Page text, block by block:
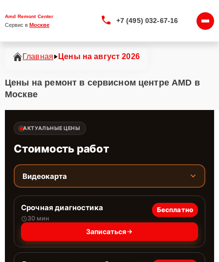
Amd Remont Center
Сервис в Москве
+7 (495) 032-67-16
Главная Цены на август 2026
Цены на ремонт в сервисном центре AMD в
Москве
АКТУАЛЬНЫЕ ЦЕНЫ
Стоимость работ
Видеокарта
Срочная диагностика
30 мин
Бесплатно
Записаться